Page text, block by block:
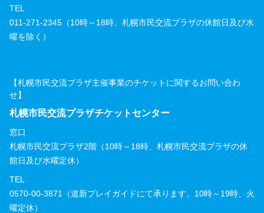
TEL
011-271-2345（10時～18時、札幌市民交流プラザの休館日及び水
曜を除く）
【札幌市民交流プラザ主催事業のチケットに関するお問い合わ
せ】
札幌市民交流プラザチケットセンター
窓口
札幌市民交流プラザ2階（10時～18時、札幌市民交流プラザの休
館日及び水曜定休）
TEL
0570-00-3871（道新プレイガイドにて承ります。10時～19時、火
曜定休）